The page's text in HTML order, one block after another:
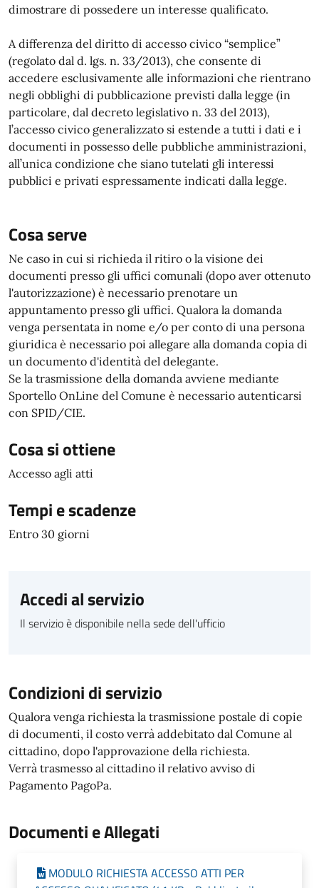
dimostrare di possedere un interesse qualificato.
A differenza del diritto di accesso civico “semplice”
(regolato dal d. lgs. n. 33/2013), che consente di
accedere esclusivamente alle informazioni che rientrano
negli obblighi di pubblicazione previsti dalla legge (in
particolare, dal decreto legislativo n. 33 del 2013),
l’accesso civico generalizzato si estende a tutti i dati e i
documenti in possesso delle pubbliche amministrazioni,
all’unica condizione che siano tutelati gli interessi
pubblici e privati espressamente indicati dalla legge.
Cosa serve
Ne caso in cui si richieda il ritiro o la visione dei
documenti presso gli uffici comunali (dopo aver ottenuto
l'autorizzazione) è necessario prenotare un
appuntamento presso gli uffici. Qualora la domanda
venga persentata in nome e/o per conto di una persona
giuridica è necessario poi allegare alla domanda copia di
un documento d'identità del delegante.
Se la trasmissione della domanda avviene mediante
Sportello OnLine del Comune è necessario autenticarsi
con SPID/CIE.
Cosa si ottiene
Accesso agli atti
Tempi e scadenze
Entro 30 giorni
Accedi al servizio
Il servizio è disponibile nella sede dell'ufficio
Condizioni di servizio
Qualora venga richiesta la trasmissione postale di copie
di documenti, il costo verrà addebitato dal Comune al
cittadino, dopo l'approvazione della richiesta.
Verrà trasmesso al cittadino il relativo avviso di
Pagamento PagoPa.
Documenti e Allegati
MODULO RICHIESTA ACCESSO ATTI PER